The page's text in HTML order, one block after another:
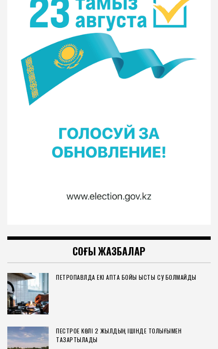
СОҢҒЫ ЖАЗБАЛАР
ПЕТРОПАВЛДА ЕКІ АПТА БОЙЫ ЫСТЫҚ СУ БОЛМАЙДЫ
ПЕСТРОЕ КӨЛІ 2 ЖЫЛДЫҢ ІШІНДЕ ТОЛЫҒЫМЕН
ТАЗАРТЫЛАДЫ